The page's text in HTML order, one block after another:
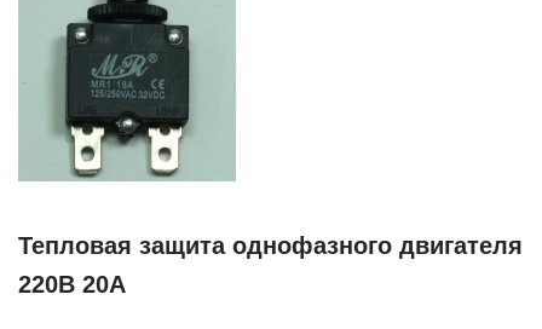
Тепловая защита однофазного двигателя
220В 20А